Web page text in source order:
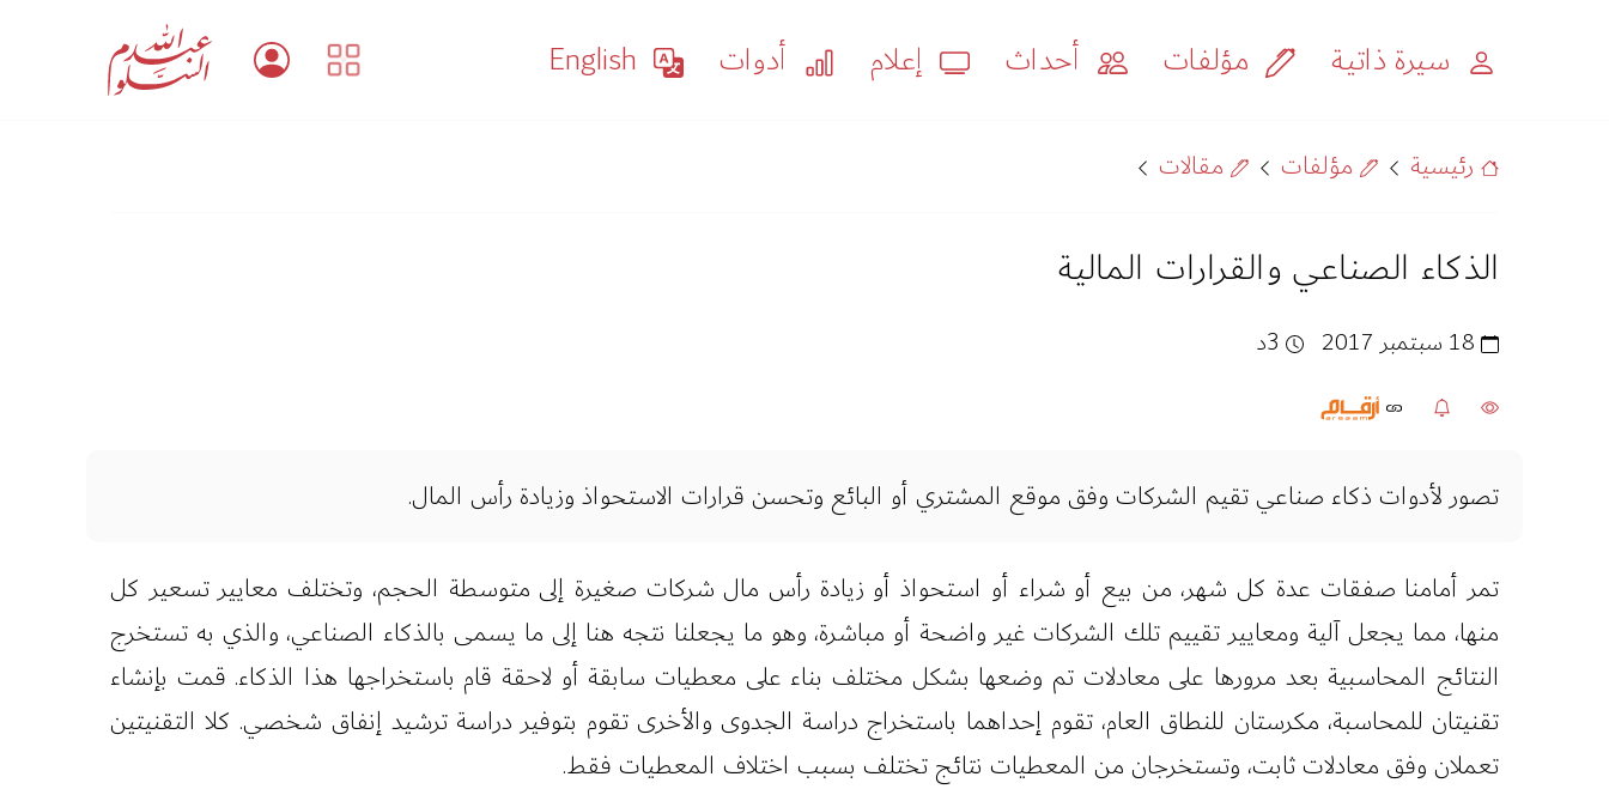
سيرة ذاتية مؤلفات أحداث إعلام أدوات
رئيسية مؤلفات مقالات
الذكاء الصناعي والقرارات المالية
تصور لأدوات ذكاء صناعي تقيم الشركات وفق موقع المشتري أو البائع وتحسن قرارات الاستحواذ وزيادة رأس المال.
تمر أمامنا صفقات عدة كل شهر، من بيع أو شراء أو استحواذ أو زيادة رأس مال شركات صغيرة إلى متوسطة الحجم، وتختلف معايير تسعير كل
منها، مما يجعل آلية ومعايير تقييم تلك الشركات غير واضحة أو مباشرة، وهو ما يجعلنا نتجه هنا إلى ما يسمى بالذكاء الصناعي، والذي به تستخرج
النتائج المحاسبية بعد مرورها على معادلات تم وضعها بشكل مختلف بناء على معطيات سابقة أو لاحقة قام باستخراجها هذا الذكاء. قمت بإنشاء
تقنيتان للمحاسبة، مكرستان للنطاق العام، تقوم إحداهما باستخراج دراسة الجدوى والأخرى تقوم بتوفير دراسة ترشيد إنفاق شخصي. كلا التقنيتين
تعملان وفق معادلات ثابت، وتستخرجان من المعطيات نتائج تختلف بسبب اختلاف المعطيات فقط.